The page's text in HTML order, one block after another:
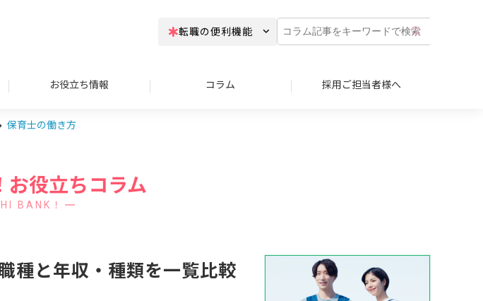
転職の便利機能
コ
ラ
ム
お役立ち情報 コラム 採用ご担当者様へ
保育士の働き方
お役立ちコラム
BANK！
種と年収・種類を一覧比較